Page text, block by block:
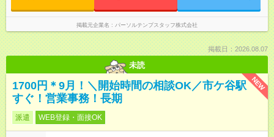
掲載元企業名 パーソルテンプスタッフ株式会社
掲載日：2026.08.07
未読
NEW
1700円＊9月！＼開始時間の相談OK／市ケ谷駅
すぐ！営業事務！長期
派遣 WEB登録・面接OK